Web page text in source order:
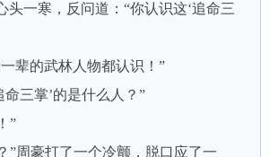
一寒，反问道：“你认识这‘追命三
的武林人物都认识！”
三掌’的是什么人？”
”
周豪打了一个冷颤，脱口应了一